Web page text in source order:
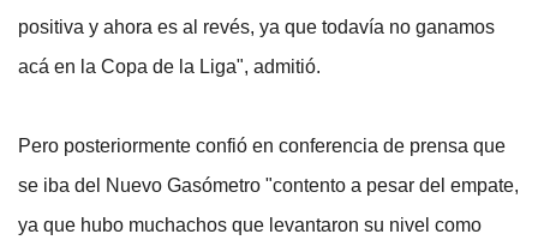
positiva y ahora es al revés, ya que todavía no ganamos
acá en la Copa de la Liga", admitió.
Pero posteriormente confió en conferencia de prensa que
se iba del Nuevo Gasómetro "contento a pesar del empate,
ya que hubo muchachos que levantaron su nivel como